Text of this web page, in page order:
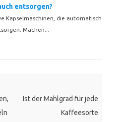
entsorgen?
Kapselmaschinen, die automatisch
Machen...
Ist der Mahlgrad für jede
Kaffeesorte